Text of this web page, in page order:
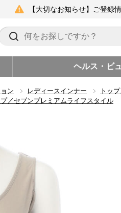
【大切なお知らせ】ご登録
ヘルス・ビ
ン レディースインナー
トッ
セブンプレミアムライフスタイル